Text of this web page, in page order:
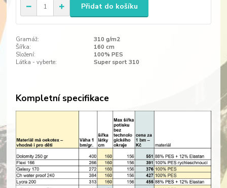
Přidat do košíku
Gramáž:
310 g/m2
Šířka:
160 cm
Složení:
100% PES
Látka - vyberte:
Super sport 310
Kompletní specifikace